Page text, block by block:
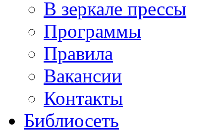
В зеркале прессы
Программы
Правила
Вакансии
Контакты
Библиосеть